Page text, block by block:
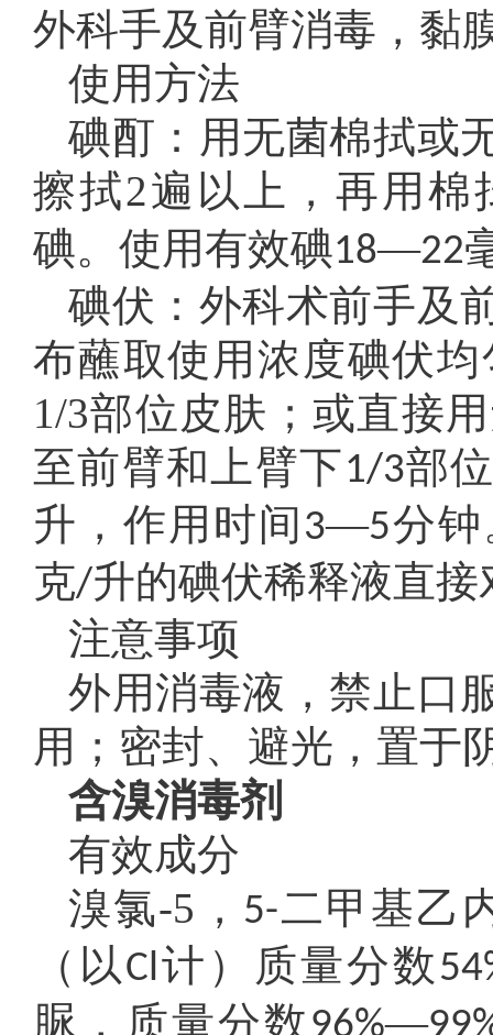
外科手及前臂消毒，黏
使用方法
碘酊：用无菌棉拭或
擦拭2遍以上，再用棉
碘。使用有效碘18—22
碘伏：外科术前手及
布蘸取使用浓度碘伏
1/3部位皮肤；或直接
至前臂和上臂下1/3部
升，作用时间 3—5分
克/升的碘伏稀释液直
注意事项
外用消毒液，禁止口
用；密封、避光，置于
含溴消毒剂
有效成分
溴氯-5， 5-二甲基乙
（以Cl计）质量分数
脲，质量分数 —